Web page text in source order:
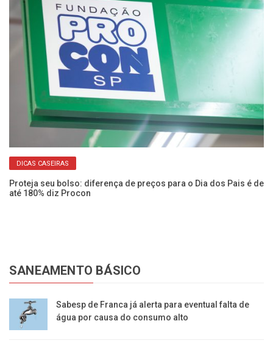
DICAS CASEIRAS
Proteja seu bolso: diferença de preços para o Dia dos Pais é de
até 180% diz Procon
SANEAMENTO BÁSICO
Sabesp de Franca já alerta para eventual falta de
água por causa do consumo alto